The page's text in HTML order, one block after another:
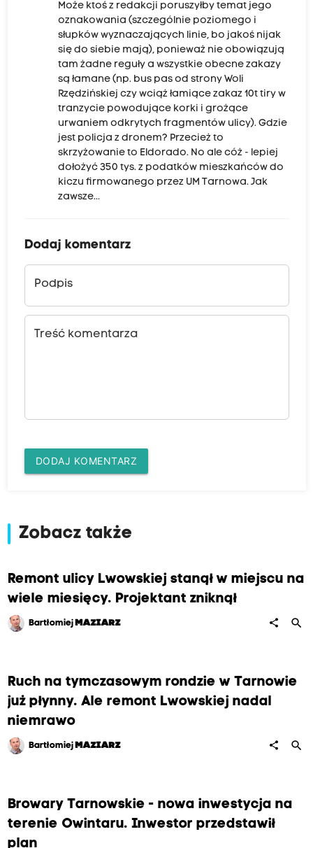
Może ktoś z redakcji poruszyłby temat jego
oznakowania (szczególnie poziomego i
słupków wyznaczających linie, bo jakoś nijak
się do siebie mają), ponieważ nie obowiązują
tam żadne reguły a wszystkie obecne zakazy
są łamane (np. bus pas od strony Woli
Rzędzińskiej czy wciąż łamiące zakaz 10t tiry w
tranzycie powodujące korki i grożące
urwaniem odkrytych fragmentów ulicy). Gdzie
jest policja z dronem? Przecież to
skrzyżowanie to Eldorado. No ale cóż - lepiej
dołożyć 350 tys. z podatków mieszkańców do
kiczu firmowanego przez UM Tarnowa. Jak
zawsze...
Dodaj komentarz
Podpis
Treść komentarza
DODAJ KOMENTARZ
Zobacz także
Remont ulicy Lwowskiej stanął w miejscu na
wiele miesięcy. Projektant zniknął
Bartłomiej MAZIARZ share search
Ruch na tymczasowym rondzie w Tarnowie
już płynny. Ale remont Lwowskiej nadal
niemrawo
Bartłomiej MAZIARZ share search
Browary Tarnowskie - nowa inwestycja na
terenie Owintaru. Inwestor przedstawił
plan